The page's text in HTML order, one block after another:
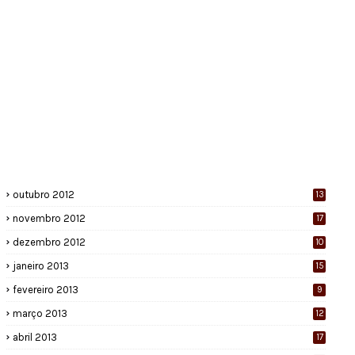
outubro 2012 13
novembro 2012 17
dezembro 2012 10
janeiro 2013 15
fevereiro 2013 9
março 2013 12
abril 2013 17